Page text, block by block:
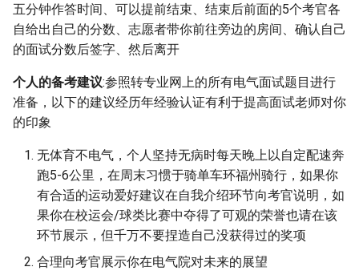
五分钟作答时间、可以提前结束、结束后前面的5个考官各
自给出自己的分数、志愿者带你前往旁边的房间、确认自己
的面试分数后签字、然后离开
个人的备考建议:参照转专业网上的所有电气面试题目进行
准备，以下的建议经历年经验认证有利于提高面试老师对你
的印象
无体育不电气，个人坚持无病时每天晚上以自定配速奔
跑5-6公里，在周末习惯于骑单车环福州骑行，如果你
有合适的运动爱好建议在自我介绍环节向考官说明，如
果你在校运会/球类比赛中夺得了可观的荣誉也请在该
环节展示，但千万不要捏造自己没获得过的奖项
合理向考官展示你在电气院对未来的展望